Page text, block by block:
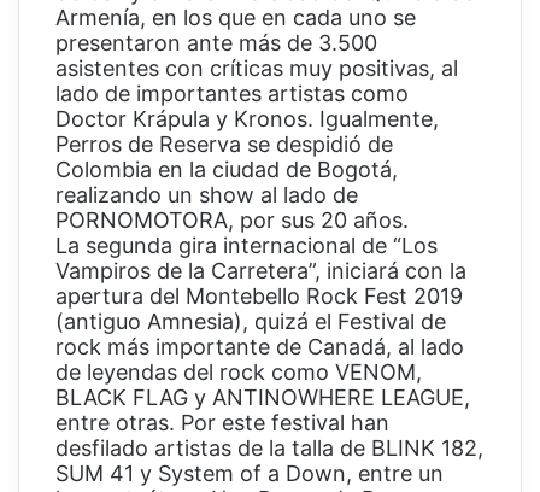
Armenía, en los que en cada uno se
presentaron ante más de 3.500
asistentes con críticas muy positivas, al
lado de importantes artistas como
Doctor Krápula y Kronos. Igualmente,
Perros de Reserva se despidió de
Colombia en la ciudad de Bogotá,
realizando un show al lado de
PORNOMOTORA, por sus 20 años.
La segunda gira internacional de “Los
Vampiros de la Carretera”, iniciará con la
apertura del Montebello Rock Fest 2019
(antiguo Amnesia), quizá el Festival de
rock más importante de Canadá, al lado
de leyendas del rock como VENOM,
BLACK FLAG y ANTINOWHERE LEAGUE,
entre otras. Por este festival han
desfilado artistas de la talla de BLINK 182,
SUM 41 y System of a Down, entre un